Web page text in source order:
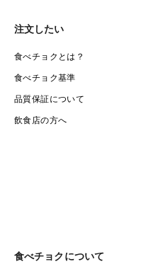
注文したい
食べチョクとは？
食べチョク基準
品質保証について
飲食店の方へ
食べチョクについて